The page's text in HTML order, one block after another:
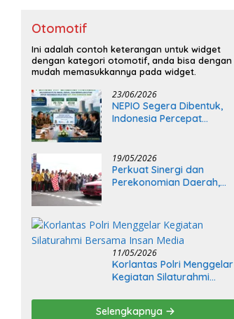
Otomotif
Ini adalah contoh keterangan untuk widget
dengan kategori otomotif, anda bisa dengan
mudah memasukkannya pada widget.
23/06/2026
NEPIO Segera Dibentuk,
Indonesia Percepat
Nuklir
19/05/2026
Perkuat Sinergi dan
Perekonomian Daerah,
2026
11/05/2026
Korlantas Polri Menggelar
Kegiatan Silaturahmi
Selengkapnya